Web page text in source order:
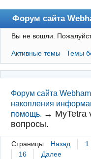
Форум сайта
Форум
Пользователи
Поиск
Регистрация
Вход
Webhamster.ru
Вы не вошли.
Активные темы Темы
Форум сайта
накопления
помощь. → MyTetra
вопросы.
Страницы Назад 1
16
Далее